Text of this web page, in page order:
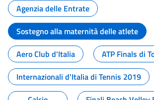
Agenzia delle Entrate
Sostegno alla maternità delle atlete
Aero Club d'Italia
ATP Finals di
Internazionali d'Italia di Tennis 2019